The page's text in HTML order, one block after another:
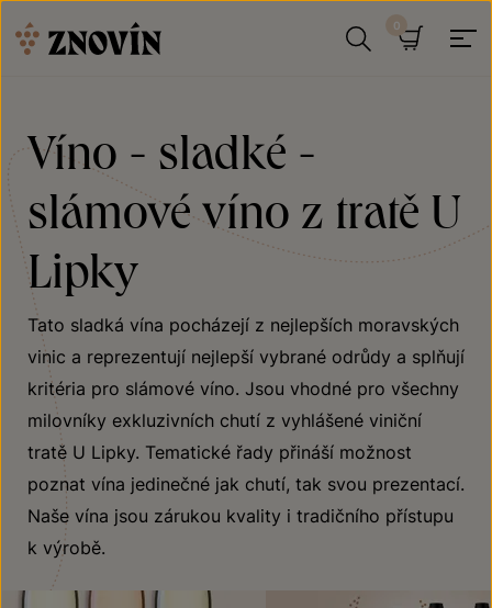
Víno - sladké -
slámové víno z tratě U
Lipky
Tato sladká vína pocházejí z nejlepších moravských
vinic a reprezentují nejlepší vybrané odrůdy a splňují
kritéria pro slámové víno. Jsou vhodné pro všechny
milovníky exkluzivních chutí z vyhlášené viniční
tratě U Lipky. Tematické řady přináší možnost
poznat vína jedinečné jak chutí, tak svou prezentací.
Naše vína jsou zárukou kvality i tradičního přístupu
k výrobě.